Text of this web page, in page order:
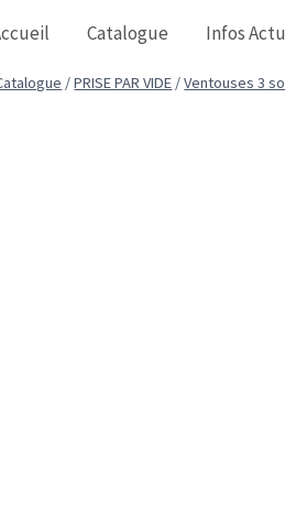
Catalogue Infos Actu
/PRISE PAR VIDE /Ventouses 3